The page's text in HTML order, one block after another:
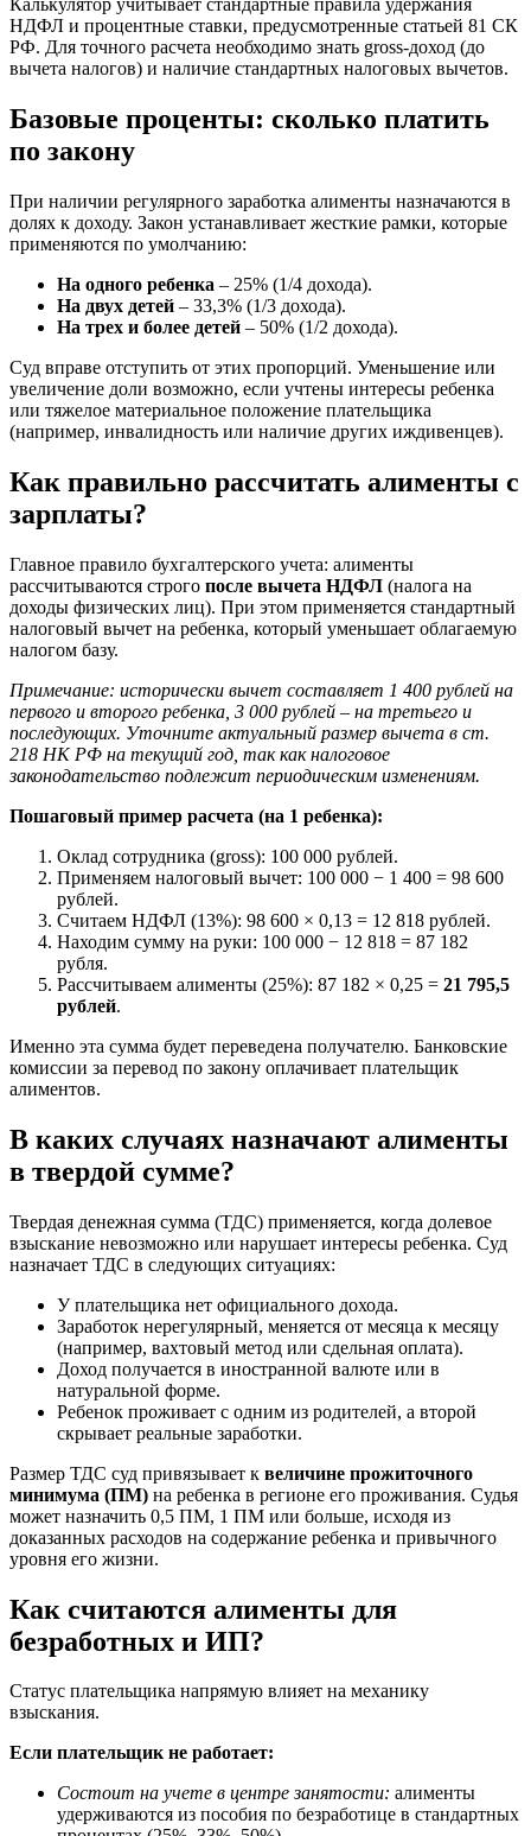
Калькулятор учитывает стандартные правила удержания
НДФЛ и процентные ставки, предусмотренные статьей 81 СК
РФ. Для точного расчета необходимо знать gross-доход (до
вычета налогов) и наличие стандартных налоговых вычетов.
Базовые проценты: сколько платить
по закону
При наличии регулярного заработка алименты назначаются в
долях к доходу. Закон устанавливает жесткие рамки, которые
применяются по умолчанию:
На одного ребенка – 25% (1/4 дохода).
На двух детей – 33,3% (1/3 дохода).
На трех и более детей – 50% (1/2 дохода).
Суд вправе отступить от этих пропорций. Уменьшение или
увеличение доли возможно, если учтены интересы ребенка
или тяжелое материальное положение плательщика
(например, инвалидность или наличие других иждивенцев).
Как правильно рассчитать алименты с
зарплаты?
Главное правило бухгалтерского учета: алименты
рассчитываются строго после вычета НДФЛ (налога на
доходы физических лиц). При этом применяется стандартный
налоговый вычет на ребенка, который уменьшает облагаемую
налогом базу.
Примечание: исторически вычет составляет 1 400 рублей на
первого и второго ребенка, 3 000 рублей – на третьего и
последующих. Уточните актуальный размер вычета в ст.
218 НК РФ на текущий год, так как налоговое
законодательство подлежит периодическим изменениям.
Пошаговый пример расчета (на 1 ребенка):
Оклад сотрудника (gross): 100 000 рублей.
Применяем налоговый вычет: 100 000 − 1 400 = 98 600
рублей.
Считаем НДФЛ (13%): 98 600 × 0,13 = 12 818 рублей.
Находим сумму на руки: 100 000 − 12 818 = 87 182
рубля.
Рассчитываем алименты (25%): 87 182 × 0,25 = 21 795,5
рублей.
Именно эта сумма будет переведена получателю. Банковские
комиссии за перевод по закону оплачивает плательщик
алиментов.
В каких случаях назначают алименты
в твердой сумме?
Твердая денежная сумма (ТДС) применяется, когда долевое
взыскание невозможно или нарушает интересы ребенка. Суд
назначает ТДС в следующих ситуациях:
У плательщика нет официального дохода.
Заработок нерегулярный, меняется от месяца к месяцу
(например, вахтовый метод или сдельная оплата).
Доход получается в иностранной валюте или в
натуральной форме.
Ребенок проживает с одним из родителей, а второй
скрывает реальные заработки.
Размер ТДС суд привязывает к величине прожиточного
минимума (ПМ) на ребенка в регионе его проживания. Судья
может назначить 0,5 ПМ, 1 ПМ или больше, исходя из
доказанных расходов на содержание ребенка и привычного
уровня его жизни.
Как считаются алименты для
безработных и ИП?
Статус плательщика напрямую влияет на механику
взыскания.
Если плательщик не работает:
Состоит на учете в центре занятости: алименты
удерживаются из пособия по безработице в стандартных